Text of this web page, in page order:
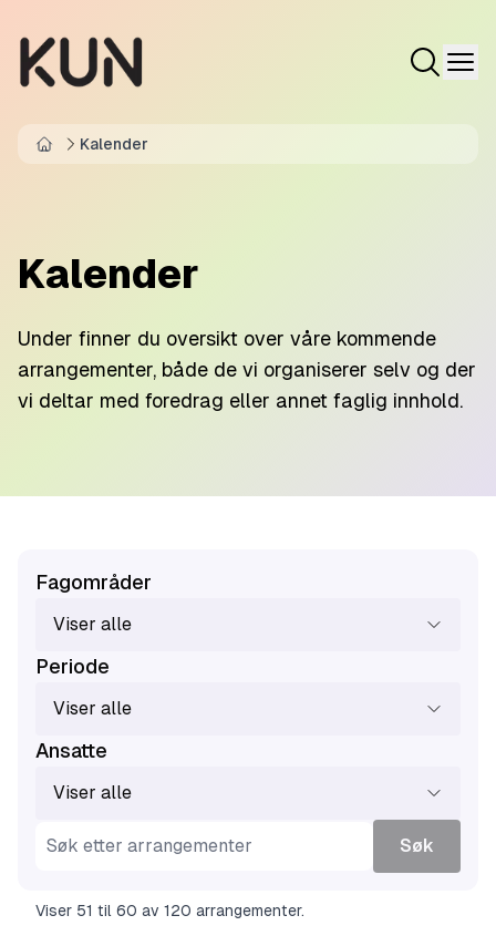
Kalender
Kalender
Under finner du oversikt over våre kommende
arrangementer, både de vi organiserer selv og der
vi deltar med foredrag eller annet faglig innhold.
Fagområder
Viser alle
Periode
Viser alle
Ansatte
Viser alle
Søk
Viser 51 til 60 av 120 arrangementer.